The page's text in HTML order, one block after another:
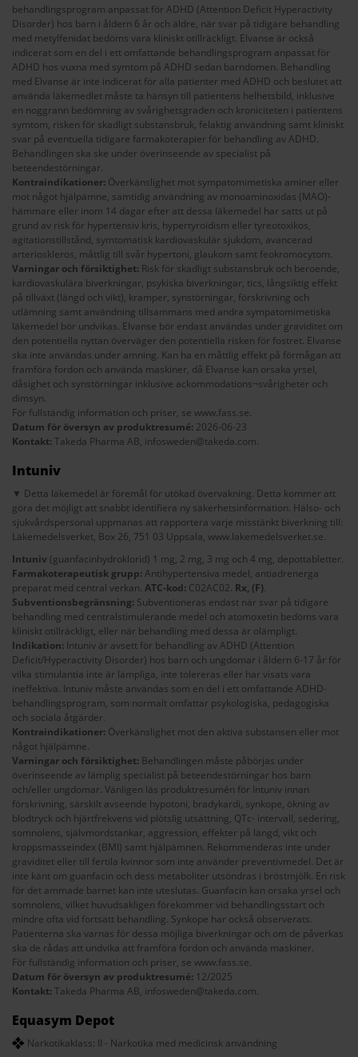
behandlingsprogram anpassat för ADHD (Attention Deficit Hyperactivity
Disorder) hos barn i åldern 6 år och äldre, när svar på tidigare behandling
med metylfenidat bedöms vara kliniskt otillräckligt. Elvanse är också
indicerat som en del i ett omfattande behandlingsprogram anpassat för
ADHD hos vuxna med symtom på ADHD sedan barndomen. Behandling
med Elvanse är inte indicerat för alla patienter med ADHD och beslutet att
använda läkemedlet måste ta hänsyn till patientens helhetsbild, inklusive
en noggrann bedömning av svårighetsgraden och kroniciteten i patientens
symtom, risken för skadligt substansbruk, felaktig användning samt kliniskt
svar på eventuella tidigare farmakoterapier för behandling av ADHD.
Behandlingen ska ske under överinseende av specialist på
beteendestörningar.
Kontraindikationer: Överkänslighet mot sympatomimetiska aminer eller
mot något hjälpämne, samtidig användning av monoaminoxidas (MAO)-
hämmare eller inom 14 dagar efter att dessa läkemedel har satts ut på
grund av risk för hypertensiv kris, hypertyroidism eller tyreotoxikos,
agitationstillstånd, symtomatisk kardiovaskulär sjukdom, avancerad
arterioskleros, måttlig till svår hypertoni, glaukom samt feokromocytom.
Varningar och försiktighet: Risk för skadligt substansbruk och beroende,
kardiovaskulära biverkningar, psykiska biverkningar, tics, långsiktig effekt
på tillväxt (längd och vikt), kramper, synstörningar, förskrivning och
utlämning samt användning tillsammans med andra sympatomimetiska
läkemedel bör undvikas. Elvanse bör endast användas under graviditet om
den potentiella nyttan överväger den potentiella risken för fostret. Elvanse
ska inte användas under amning. Kan ha en måttlig effekt på förmågan att
framföra fordon och använda maskiner, då Elvanse kan orsaka yrsel,
dåsighet och synstörningar inklusive ackommodations¬svårigheter och
dimsyn.
För fullständig information och priser, se www.fass.se.
Datum för översyn av produktresumé: 2026-06-23
Kontakt: Takeda Pharma AB, infosweden@takeda.com.
Intuniv
▼ Detta läkemedel är föremål för utökad övervakning. Detta kommer att
göra det möjligt att snabbt identifiera ny säkerhetsinformation. Hälso- och
sjukvårdspersonal uppmanas att rapportera varje misstänkt biverkning till:
Läkemedelsverket, Box 26, 751 03 Uppsala, www.lakemedelsverket.se.
Intuniv (guanfacinhydroklorid) 1 mg, 2 mg, 3 mg och 4 mg, depottabletter.
Farmakoterapeutisk grupp: Antihypertensiva medel, antiadrenerga
preparat med central verkan. ATC-kod: C02AC02. Rx, (F).
Subventionsbegränsning: Subventioneras endast när svar på tidigare
behandling med centralstimulerande medel och atomoxetin bedöms vara
kliniskt otillräckligt, eller när behandling med dessa är olämpligt.
Indikation: Intuniv är avsett för behandling av ADHD (Attention
Deficit/Hyperactivity Disorder) hos barn och ungdomar i åldern 6-17 år för
vilka stimulantia inte är lämpliga, inte tolereras eller har visats vara
ineffektiva. Intuniv måste användas som en del i ett omfattande ADHD-
behandlingsprogram, som normalt omfattar psykologiska, pedagogiska
och sociala åtgärder.
Kontraindikationer: Överkänslighet mot den aktiva substansen eller mot
något hjälpämne.
Varningar och försiktighet: Behandlingen måste påbörjas under
överinseende av lämplig specialist på beteendestörningar hos barn
och/eller ungdomar. Vänligen läs produktresumén för Intuniv innan
förskrivning, särskilt avseende hypotoni, bradykardi, synkope, ökning av
blodtryck och hjärtfrekvens vid plötslig utsättning, QTc- intervall, sedering,
somnolens, självmordstankar, aggression, effekter på längd, vikt och
kroppsmasseindex (BMI) samt hjälpämnen. Rekommenderas inte under
graviditet eller till fertila kvinnor som inte använder preventivmedel. Det är
inte känt om guanfacin och dess metaboliter utsöndras i bröstmjölk. En risk
för det ammade barnet kan inte uteslutas. Guanfacin kan orsaka yrsel och
somnolens, vilket huvudsakligen förekommer vid behandlingsstart och
mindre ofta vid fortsatt behandling. Synkope har också observerats.
Patienterna ska varnas för dessa möjliga biverkningar och om de påverkas
ska de rådas att undvika att framföra fordon och använda maskiner.
För fullständig information och priser, se www.fass.se.
Datum för översyn av produktresumé: 12/2025
Kontakt: Takeda Pharma AB, infosweden@takeda.com.
Equasym Depot
Narkotikaklass: II - Narkotika med medicinsk användning